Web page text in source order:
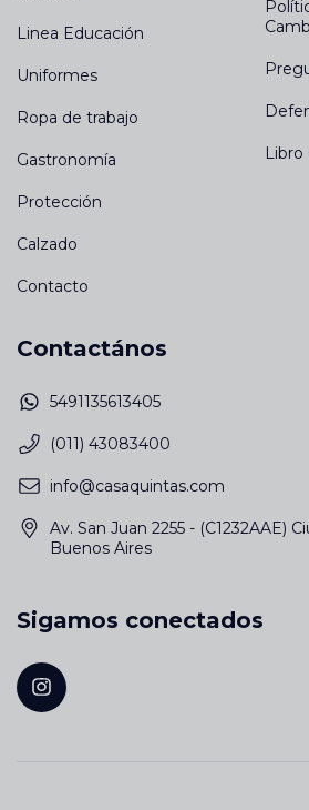
Linea Educación
Uniformes
Ropa de trabajo
Gastronomía
Protección
Calzado
Contacto
Libro
Contactános
5491135613405
(011) 43083400
info@casaquintas.com
Av. San Juan 2255 - (C1232AAE)
Buenos Aires
Sigamos conectados